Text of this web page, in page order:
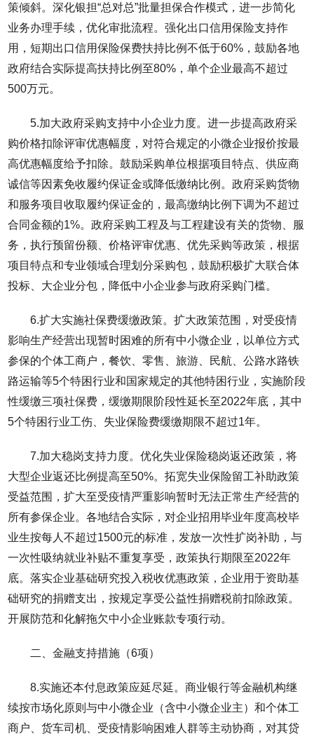
策倾斜。深化银担“总对总”批量担保合作模式，进一步简化
业务办理手续，优化审批流程。强化出口信用保险支持作
用，短期出口信用保险保费扶持比例不低于60%，鼓励各地
政府结合实际提高扶持比例至80%，单个企业最高不超过
500万元。
5.加大政府采购支持中小企业力度。进一步提高政府采
购价格扣除评审优惠幅度，对符合规定的小微企业报价按最
高优惠幅度给予扣除。鼓励采购单位根据项目特点、供应商
诚信等因素免收履约保证金或降低缴纳比例。政府采购货物
和服务项目收取履约保证金的，最高缴纳比例下调为不超过
合同金额的1%。政府采购工程及与工程建设有关的货物、服
务，执行预留份额、价格评审优惠、优先采购等政策，根据
项目特点和专业领域合理划分采购包，鼓励积极扩大联合体
投标、大企业分包，降低中小企业参与政府采购门槛。
6.扩大实施社保费缓缴政策。扩大政策范围，对受疫情
影响生产经营出现暂时困难的所有中小微企业，以单位方式
参保的个体工商户，餐饮、零售、旅游、民航、公路水路铁
路运输等5个特困行业和国家规定的其他特困行业，实施阶段
性缓缴三项社保费，缓缴期限阶段性延长至2022年底，其中
5个特困行业工伤、失业保险费缓缴期限不超过1年。
7.加大稳岗支持力度。优化失业保险稳岗返还政策，将
大型企业返还比例提高至50%。拓宽失业保险留工补助政策
受益范围，扩大至受疫情严重影响暂时无法正常生产经营的
所有参保企业。各地结合实际，对企业招用毕业年度高校毕
业生按每人不超过1500元的标准，发放一次性扩岗补助，与
一次性吸纳就业补贴不重复享受，政策执行期限至2022年
底。落实企业基础研究投入税收优惠政策，企业用于资助基
础研究的捐赠支出，按规定享受公益性捐赠税前扣除政策。
开展防范和化解拖欠中小企业账款专项行动。
二、金融支持措施（6项）
8.实施还本付息政策应延尽延。商业银行等金融机构继
续按市场化原则与中小微企业（含中小微企业主）和个体工
商户、货车司机、受疫情影响困难人群等主动协商，对其贷